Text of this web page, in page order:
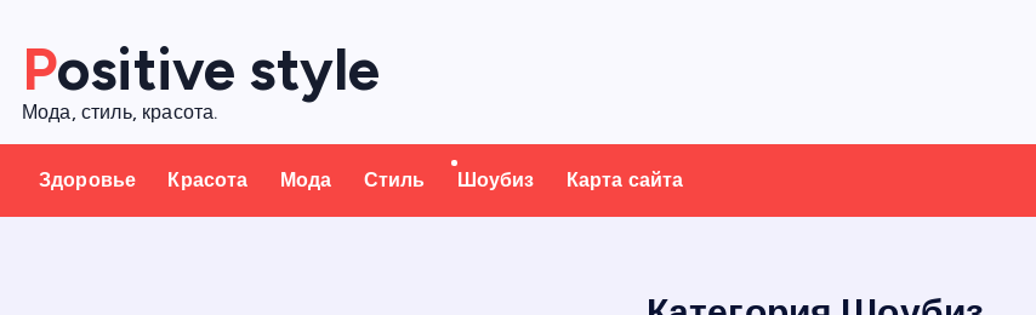
Positive style
Мода, стиль, красота.
Здоровье Красота Мода Стиль Шоубиз Карта сайта